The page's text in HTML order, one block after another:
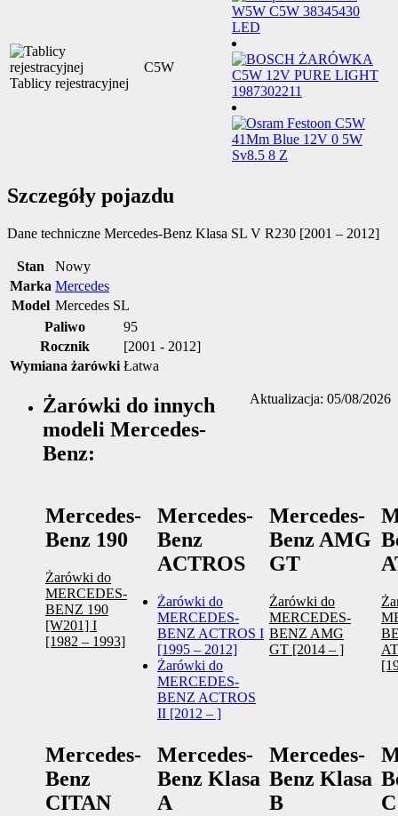
Tablicy rejestracyjnej
C5W
Szczegóły pojazdu
Dane techniczne Mercedes-Benz Klasa SL V R230 [2001 – 2012]
Stan
Nowy
Marka Mercedes
Model Mercedes SL
Paliwo
95
Rocznik
[2001 - 2012]
Wymiana żarówki Łatwa
Aktualizacja: 05/08/2026
Żarówki do innych
modeli Mercedes-
Benz:
Mercedes-
Benz 190
Żarówki do
MERCEDES-
BENZ 190
[W201] I
[1982 – 1993]
Mercedes-
Benz
ACTROS
Żarówki do
MERCEDES-
BENZ ACTROS I
[1995 – 2012]
Żarówki do
MERCEDES-
BENZ ACTROS
II [2012 – ]
Mercedes-
Benz AMG
GT
Żarówki do
MERCEDES-
BENZ AMG
GT [2014 – ]
Mercedes-
Benz
CITAN
Mercedes-
Benz Klasa
A
Mercedes-
Benz Klasa
B
C